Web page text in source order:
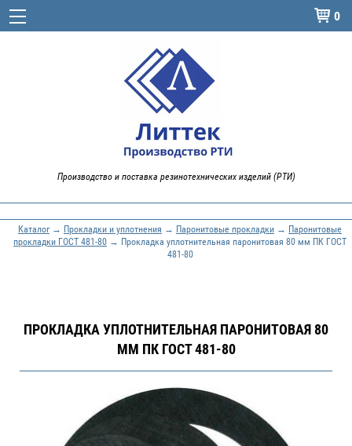
 0
Производство и поставка резинотехнических изделий (РТИ)
Каталог→ Прокладки и уплотнения → Паронитовые прокладки → Паронитовые
прокладки ГОСТ 481-80 → Прокладка уплотнительная паронитовая 80 мм ПК ГОСТ
481-80
ПРОКЛАДКА УПЛОТНИТЕЛЬНАЯ ПАРОНИТОВАЯ 80
ММ ПК ГОСТ 481-80